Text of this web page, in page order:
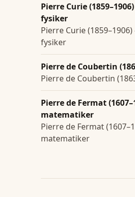
Pierre Curie
fysiker
Pierre Curie
fysiker
Pierre de Coubertin
Pierre de Coubertin
Pierre de Fermat
matematiker
Pierre de Fermat
matematiker